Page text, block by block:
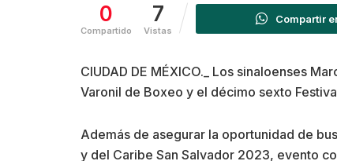
0
Compartido
7
Vistas
Compartir
CIUDAD DE MÉXICO._ Los sinaloenses
Varonil de Boxeo y el décimo sexto
Además de asegurar la oportunidad de
y del Caribe San Salvador 2023, evento